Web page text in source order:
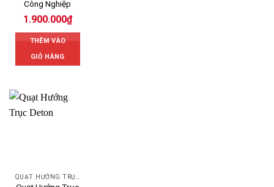
Công Nghiệp
1.900.000₫
THÊM VÀO
GIỎ HÀNG